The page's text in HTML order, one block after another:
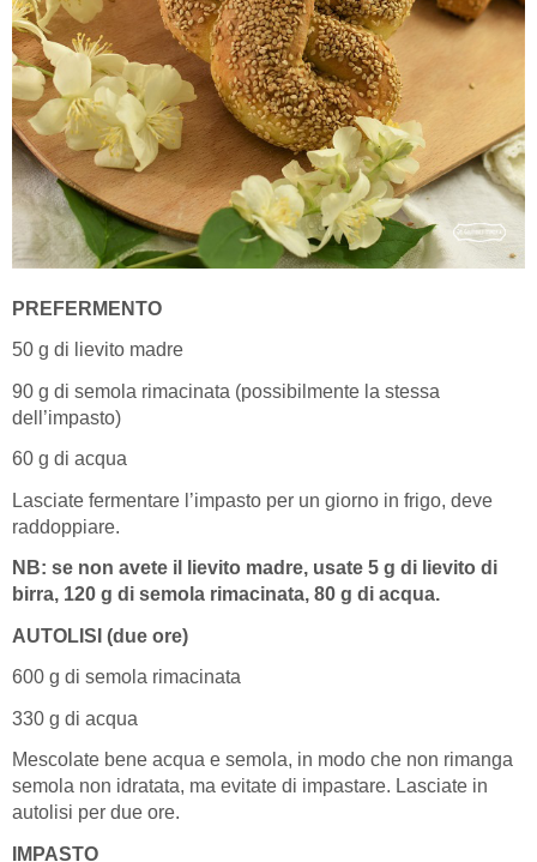
PREFERMENTO
50 g di lievito madre
90 g di semola rimacinata (possibilmente la stessa
dell’impasto)
60 g di acqua
Lasciate fermentare l’impasto per un giorno in frigo, deve
raddoppiare.
NB: se non avete il lievito madre, usate 5 g di lievito di
birra, 120 g di semola rimacinata, 80 g di acqua.
AUTOLISI (due ore)
600 g di semola rimacinata
330 g di acqua
Mescolate bene acqua e semola, in modo che non rimanga
semola non idratata, ma evitate di impastare. Lasciate in
autolisi per due ore.
IMPASTO